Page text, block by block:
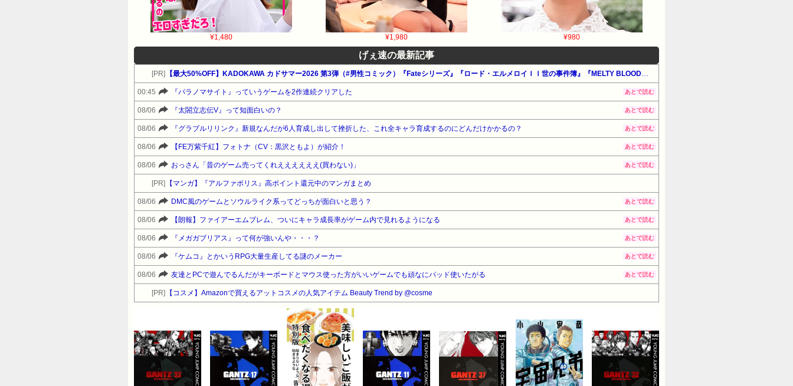
¥1,480 ¥1,980 ¥980
げぇ速の最新記事
[PR]
00:45 『パラノマサイト』っていうゲームを2作連続クリアした あとで読む
08/06 『太閤立志伝V』って知面白いの？ あとで読む
08/06 『グラブルリリンク』新規なんだが6人育成し出して挫折した、これ全キャラ育成するのにどんだけかかるの？ あとで読む
08/06 【FE万紫千紅】フォトナ（CV：黒沢ともよ）が紹介！ あとで読む
08/06 おっさん「昔のゲーム売ってくれええええええ(買わない)」 あとで読む
[PR] 【マンガ】『アルファポリス』高ポイント還元中のマンガまとめ
08/06 DMC風のゲームとソウルライク系ってどっちが面白いと思う？ あとで読む
08/06 【朗報】ファイアーエムブレム、ついにキャラ成長率がゲーム内で見れるようになる あとで読む
08/06 『メガガブリアス』って何が強いんや・・・？ あとで読む
08/06 『ケムコ』とかいうRPG大量生産してる謎のメーカー あとで読む
08/06 友達とPCで遊んでるんだがキーボードとマウス使った方がいいゲームでも頑なにパッド使いたがる あとで読む
[PR] 【コスメ】Amazonで買えるアットコスメの人気アイテム Beauty Trend by @cosme